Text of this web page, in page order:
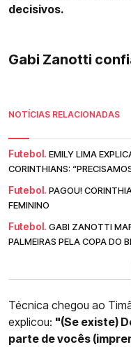
decisivos.
Gabi Zanotti
NOTÍCIAS RELACIONADAS
Futebol. EMILY LIMA
CORINTHIANS:
Futebol. PAGOU!
FEMININO
Futebol. GABI ZANOTTI
PALMEIRAS PELA COPA DO
Técnica chegou ao
explicou: "(Se existe)
parte de vocês